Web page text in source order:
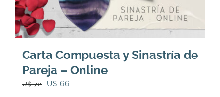
Carta Compuesta y Sinastría de
Pareja – Online
U$72
El
U$ 66